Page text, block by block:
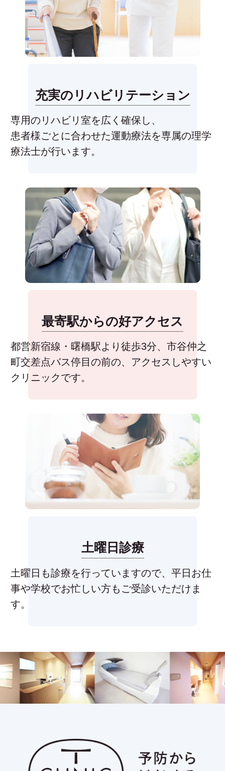
充実のリハビリテーション
専用のリハビリ室を広く確保し、
患者様ごとに合わせた運動療法を専属の理学
療法士が行います。
最寄駅からの好アクセス
都営新宿線・曙橋駅より徒歩3分、市谷仲之
町交差点バス停目の前の、アクセスしやすい
クリニックです。
土曜日診療
土曜日も診療を行っていますので、平日お仕
事や学校でお忙しい方もご受診いただけま
す。